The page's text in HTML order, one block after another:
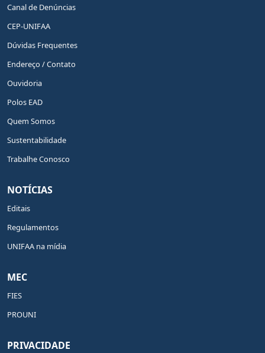
Canal de Denúncias
CEP-UNIFAA
Dúvidas Frequentes
Endereço / Contato
Ouvidoria
Polos EAD
Quem Somos
Sustentabilidade
Trabalhe Conosco
NOTÍCIAS
Editais
Regulamentos
UNIFAA na mídia
MEC
FIES
PROUNI
PRIVACIDADE